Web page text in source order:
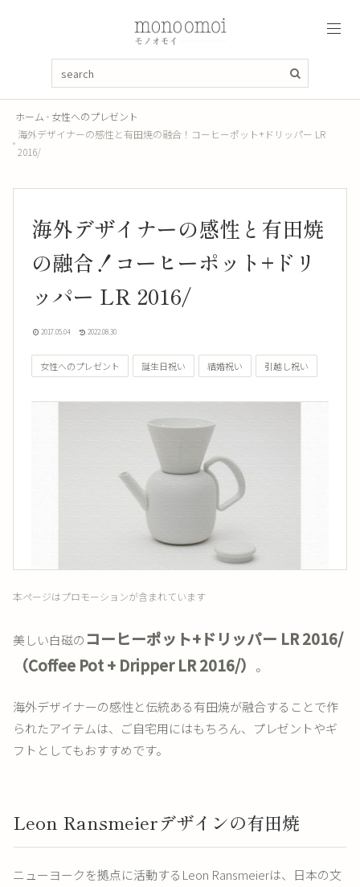
ホーム
女性へのプレゼント
海外デザイナーの感性と有田焼の融合！コーヒーポット+ドリッパー LR
2016/
海外デザイナーの感性と有田焼
の融合！コーヒーポット+ドリ
ッパー LR 2016/
2017.05.04 2022.08.30
女性へのプレゼント 誕生日祝い 結婚祝い 引越し祝い
本ページはプロモーションが含まれています
美しい白磁の コーヒーポット+ドリッパー LR 2016/
（Coffee Pot + Dripper LR 2016/）
。
海外デザイナーの感性と伝統ある有田焼が融合することで作
られたアイテムは、ご自宅用にはもちろん、プレゼントやギ
フトとしてもおすすめです。
Leon Ransmeierデザインの有田焼
ニューヨークを拠点に活動するLeon Ransmeierは、日本の文